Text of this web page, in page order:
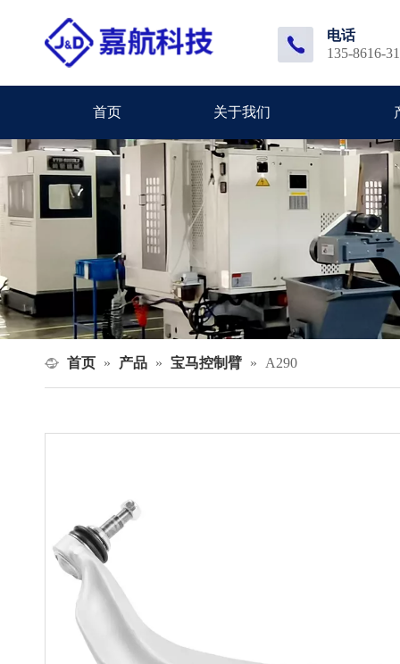
电话
135-8616-
首页 关于我们
首页 » 产品 » 宝马控制臂 » A290